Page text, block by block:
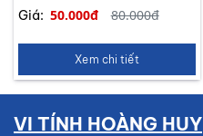
Giá: 50.000đ 80.000đ
Xem chi tiết
VI TÍNH HOÀNG HUY